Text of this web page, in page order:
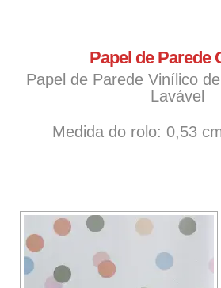
Papel de Parede
Papel de Parede Vinílico
Lavável
Medida do rolo: 0,53